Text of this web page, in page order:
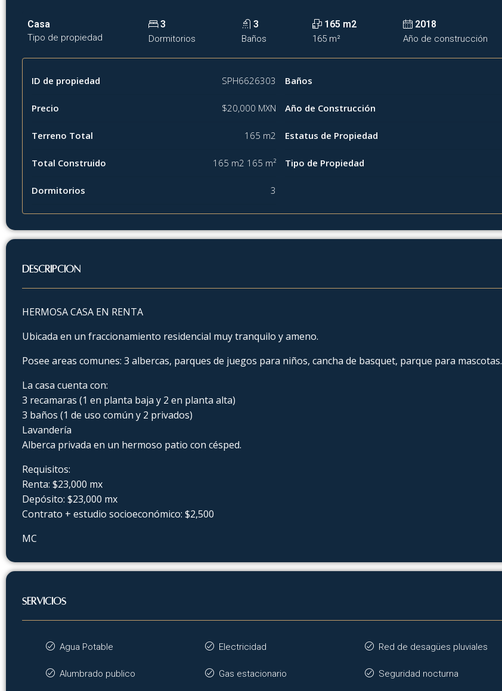
Casa
Tipo de propiedad
3
Dormitorios
3
Baños
165 m2
165 m²
2018
Año de construcción
ID de propiedad SPH6626303
Precio $20,000 MXN
Terreno Total 165 m2
Total Construido 165 m2 165 m²
Dormitorios 3
Baños
Año de Construcción
Estatus de Propiedad
Tipo de Propiedad
Descripción
HERMOSA CASA EN RENTA
Ubicada en un fraccionamiento residencial muy tranquilo y ameno.
Posee areas comunes: 3 albercas, parques de juegos para niños, cancha de basquet, parque para mascotas.
La casa cuenta con:
3 recamaras (1 en planta baja y 2 en planta alta)
3 baños (1 de uso común y 2 privados)
Lavandería
Alberca privada en un hermoso patio con césped.
Requisitos:
Renta: $23,000 mx
Depósito: $23,000 mx
Contrato + estudio socioeconómico: $2,500
MC
SERVICIOS
Agua Potable
Alumbrado publico
Electricidad
Gas estacionario
Red de desagües pluviales
Seguridad nocturna